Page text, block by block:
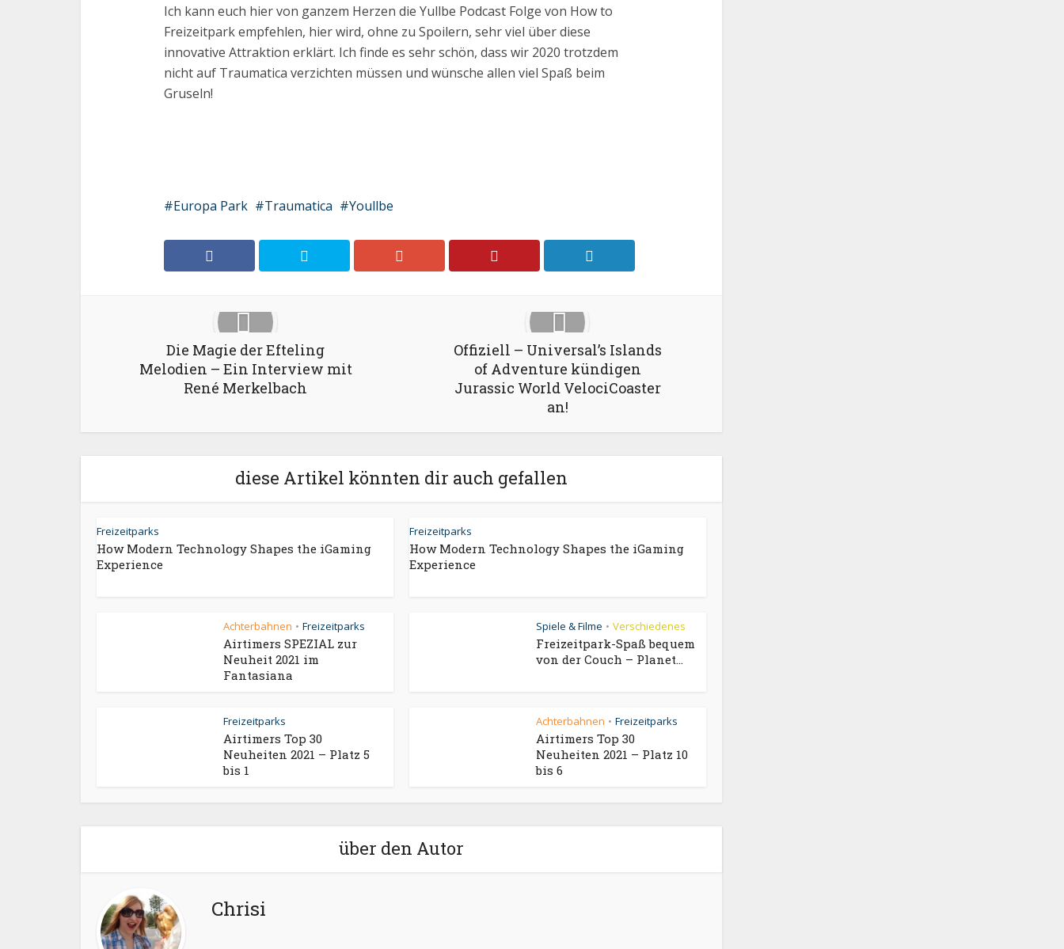
Ich kann euch hier von ganzem Herzen die Yullbe Podcast Folge von How to
Freizeitpark empfehlen, hier wird, ohne zu Spoilern, sehr viel über diese
innovative Attraktion erklärt. Ich finde es sehr schön, dass wir 2020 trotzdem
nicht auf Traumatica verzichten müssen und wünsche allen viel Spaß beim
Gruseln!
Europa Park Traumatica Youllbe
Die Magie der Efteling
Melodien – Ein Interview mit
René Merkelbach
Offiziell – Universal’s Islands
of Adventure kündigen
Jurassic World VelociCoaster
an!
diese Artikel könnten dir auch gefallen
Freizeitparks
How Modern Technology Shapes the iGaming
Experience
Freizeitparks
How Modern Technology Shapes the iGaming
Experience
Achterbahnen • Freizeitparks
Airtimers SPEZIAL zur
Neuheit 2021 im
Fantasiana
Spiele & Filme • Verschiedenes
Freizeitpark-Spaß bequem
von der Couch – Planet...
Freizeitparks
Airtimers Top 30
Neuheiten 2021 – Platz 5
bis 1
Achterbahnen • Freizeitparks
Airtimers Top 30
Neuheiten 2021 – Platz 10
bis 6
über den Autor
Chrisi